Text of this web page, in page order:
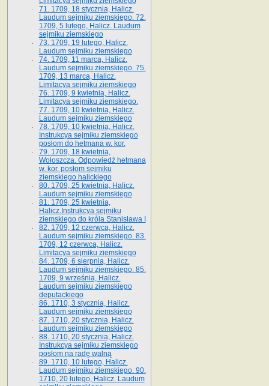
71. 1709, 18 stycznia, Halicz.
Laudum sejmiku ziemskiego. 72.
1709, 5 lutego, Halicz. Laudum
sejmiku ziemskiego
73. 1709, 19 lutego, Halicz.
Laudum sejmiku ziemskiego
74. 1709, 11 marca, Halicz.
Laudum sejmiku ziemskiego. 75.
1709, 13 marca, Halicz.
Limitacya sejmiku ziemskiego
76. 1709, 9 kwietnia, Halicz.
Limitacya sejmiku ziemskiego.
77. 1709, 10 kwietnia, Halicz.
Laudum sejmiku ziemskiego
78. 1709, 10 kwietnia, Halicz.
Instrukcya sejmiku ziemskiego
posłom do hetmana w. kor.
79. 1709, 18 kwietnia,
Wołoszcza. Odpowiedź hetmana
w. kor. posłom sejmiku
ziemskiego halickiego
80. 1709, 25 kwietnia, Halicz.
Laudum sejmiku ziemskiego
81. 1709, 25 kwietnia,
Halicz.Instrukcya sejmiku
ziemskiego do króla Stanisława I
82. 1709, 12 czerwca, Halicz.
Laudum sejmiku ziemskiego. 83.
1709, 12 czerwca, Halicz.
Limitacya sejmiku ziemskiego
84. 1709, 6 sierpnia, Halicz.
Laudum sejmiku ziemskiego. 85.
1709, 9 września, Halicz.
Laudum sejmiku ziemskiego
deputackiego
86. 1710, 3 stycznia, Halicz.
Laudum sejmiku ziemskiego
87. 1710, 20 stycznia, Halicz.
Laudum sejmiku ziemskiego
88. 1710, 20 stycznia, Halicz.
Instrukcya sejmiku ziemskiego
posłom na radę walną
89. 1710, 10 lutego, Halicz.
Laudum sejmiku ziemskiego. 90.
1710, 20 lutego, Halicz. Laudum